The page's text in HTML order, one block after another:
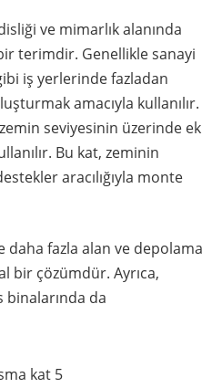
ve mimarlık alanında
terimdir. Genellikle sanayi
iş yerlerinde fazladan
amacıyla kullanılır.
seviyesinin üzerinde ek
Bu kat, zeminin
aracılığıyla monte
daha fazla alan ve depolama
bir çözümdür. Ayrıca,
binalarında da